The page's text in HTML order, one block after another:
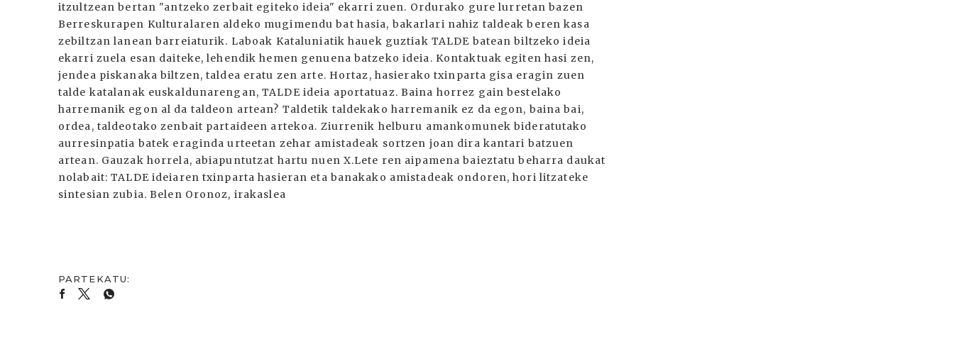
itzultzean bertan "antzeko zerbait egiteko ideia" ekarri zuen. Ordurako gure lurretan bazen
Berreskurapen Kulturalaren aldeko mugimendu bat hasia, bakarlari nahiz taldeak beren kasa
zebiltzan lanean barreiaturik. Laboak Kataluniatik hauek guztiak TALDE batean biltzeko ideia
ekarri zuela esan daiteke, lehendik hemen genuena batzeko ideia. Kontaktuak egiten hasi zen,
jendea piskanaka biltzen, taldea eratu zen arte. Hortaz, hasierako txinparta gisa eragin zuen
talde katalanak euskaldunarengan, TALDE ideia aportatuaz. Baina horrez gain bestelako
harremanik egon al da taldeon artean? Taldetik taldekako harremanik ez da egon, baina bai,
ordea, taldeotako zenbait partaideen artekoa. Ziurrenik helburu amankomunek bideratutako
aurresinpatia batek eraginda urteetan zehar amistadeak sortzen joan dira kantari batzuen
artean. Gauzak horrela, abiapuntutzat hartu nuen X.Lete ren aipamena baieztatu beharra daukat
nolabait: TALDE ideiaren txinparta hasieran eta banakako amistadeak ondoren, hori litzateke
sintesian zubia. Belen Oronoz, irakaslea